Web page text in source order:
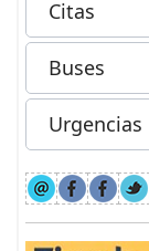
Citas
Buses
Urgencias